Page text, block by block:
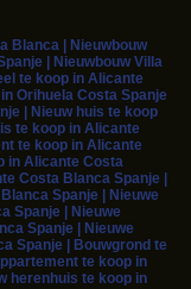
Blanca | Nieuwbouw
| Nieuwbouw Villa
te koop in Alicante
Orihuela Costa Spanje
| Nieuw huis te koop
te koop in Alicante
te koop in Alicante
in Alicante Costa
Costa Blanca Spanje |
Spanje | Nieuwe
Spanje | Nieuwe
Spanje | Nieuwe
Spanje | Bouwgrond te
te koop in
herenhuis te koop in